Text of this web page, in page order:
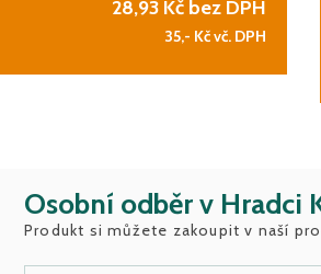
28,93 Kč bez DPH
35,- Kč vč. DPH
Osobní odběr v Hradci
Produkt si můžete zakoupit v naší